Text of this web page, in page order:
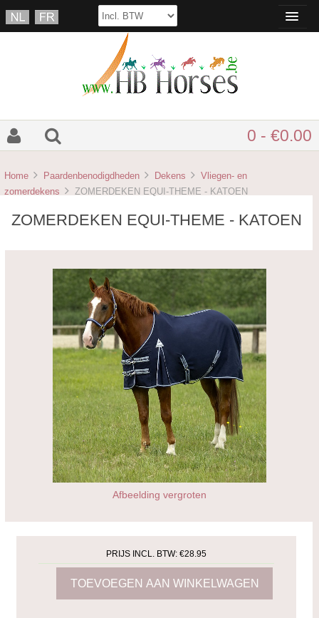
0 - €0.00
Home Paardenbenodigdheden Dekens
Vliegen- en
zomerdekens
ZOMERDEKEN EQUI-THEME - KATOEN
ZOMERDEKEN EQUI-THEME - KATOEN
Afbeelding vergroten
PRIJS INCL. BTW:€28.95